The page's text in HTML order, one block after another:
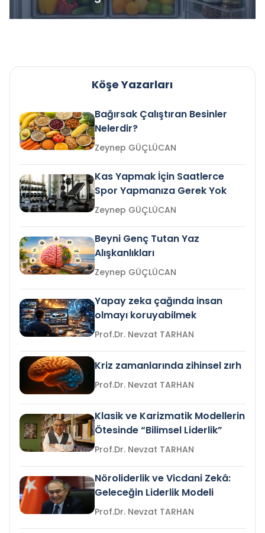
Köşe Yazarları
Bağırsak Çalıştıran Besinler
Nelerdir?
Zeynep GÜÇLÜCAN
Kas Yapmak İçin Saatlerce
Spor Yapmanıza Gerek Yok
Zeynep GÜÇLÜCAN
Beyni Genç Tutan Yaz
Alışkanlıkları
Zeynep GÜÇLÜCAN
Yapay zeka çağında insan
olmayı koruyabilmek
Prof.Dr. Nevzat TARHAN
Kriz zamanlarında zihinsel zırh
Prof.Dr. Nevzat TARHAN
Klasik ve Karizmatik Modellerin
Ötesinde “Bilimsel Liderlik”
Prof.Dr. Nevzat TARHAN
Nöroliderlik ve Vicdani Zekâ:
Geleceğin Liderlik Modeli
Prof.Dr. Nevzat TARHAN